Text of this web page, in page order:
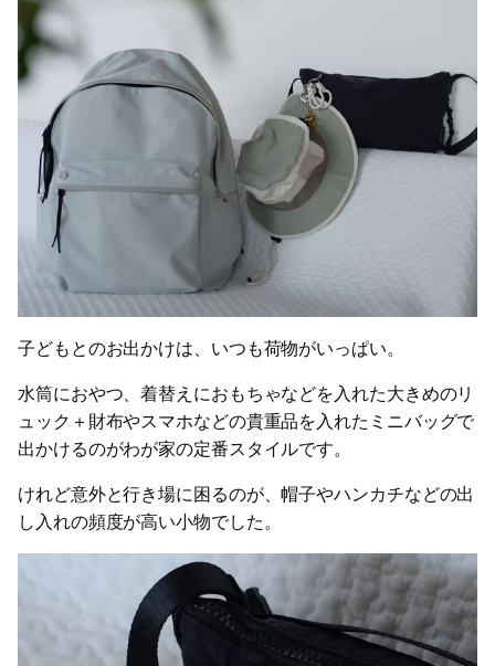
子どもとのお出かけは、いつも荷物がいっぱい。
水筒におやつ、着替えにおもちゃなどを入れた大きめのリ
ュック＋財布やスマホなどの貴重品を入れたミニバッグで
出かけるのがわが家の定番スタイルです。
けれど意外と行き場に困るのが、帽子やハンカチなどの出
し入れの頻度が高い小物でした。